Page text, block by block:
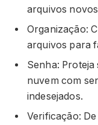
arquivos
Organização:
arquivos para
Senha:
nuvem com
indesejados.
Verificação: